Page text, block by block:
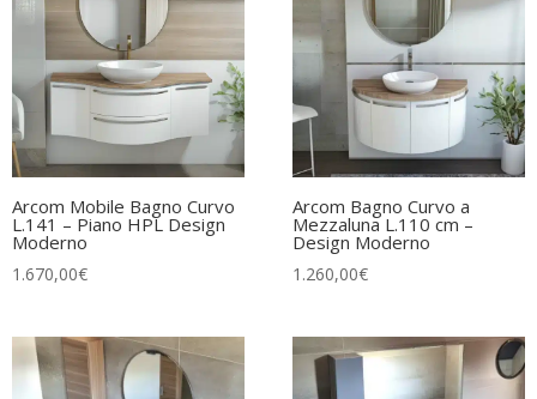
Arcom Mobile Bagno Curvo
L.141 – Piano HPL Design
Moderno
1.670,00€
Arcom Bagno Curvo a
Mezzaluna L.110 cm –
Design Moderno
1.260,00€